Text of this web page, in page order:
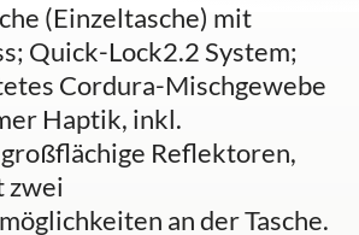
(Einzeltasche) mit
Quick-Lock2.2 System;
Cordura-Mischgewebe
Haptik, inkl.
Reflektoren,
zwei
an der Tasche.